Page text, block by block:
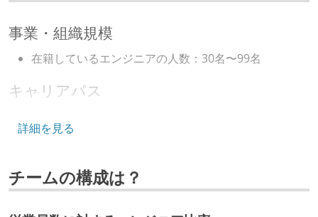
事業・組織規模
在籍しているエンジニアの人数：30名〜99名
キャリアパス
いる
技術カルチャー
CTO またはそれに準じる、技術やワークフローの標準
化を行う役割の人・部門が存在する
詳細を見る
チームの構成は？